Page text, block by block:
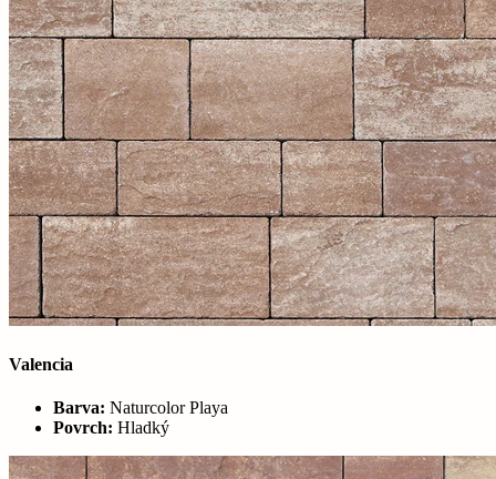
Valencia
Barva: Naturcolor Playa
Povrch: Hladký